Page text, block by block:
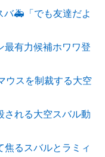
バ🚑「でも友達だよ
最有力候補ホワワ登
ウスを制裁する大空
される大空スバル動
焦るスバルとラミィ